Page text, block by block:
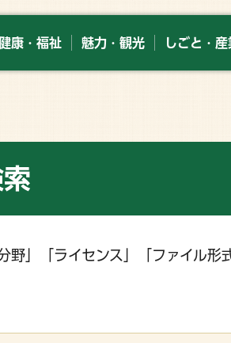
康・福祉 魅力・観光 しごと・産
」「ライセンス」「ファイル